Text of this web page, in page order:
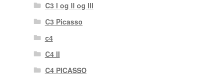
C3 I og II og III
C3 Picasso
c4
C4 II
C4 PICASSO